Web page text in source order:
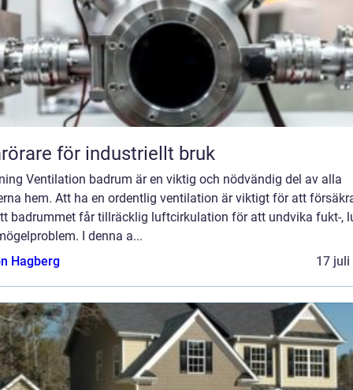
för industriellt bruk
Ventilation badrum är en viktig och nödvändig del av alla
hem. Att ha en ordentlig ventilation är viktigt för att
badrummet får tillräcklig luftcirkulation för att undvika fukt-,
I denna a...
Hagberg
17 juli